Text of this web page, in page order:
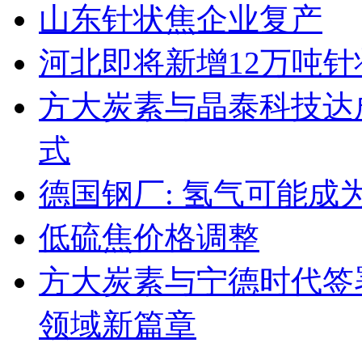
山东针状焦企业复产
河北即将新增12万吨
方大炭素与晶泰科技
式
德国钢厂: 氢气可能成
低硫焦价格调整
方大炭素与宁德时代
领域新篇章